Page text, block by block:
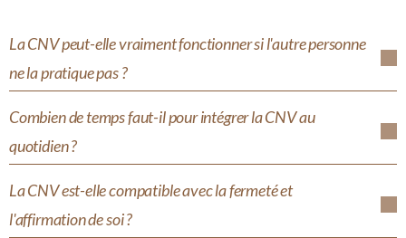
La CNV peut-elle vraiment fonctionner si l'autre personne
ne la pratique pas ?
Combien de temps faut-il pour intégrer la CNV au
quotidien ?
La CNV est-elle compatible avec la fermeté et
l'affirmation de soi ?